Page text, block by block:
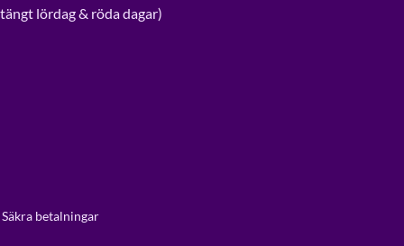
lördag & röda dagar)
betalningar